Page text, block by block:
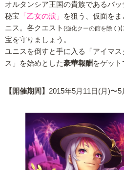
オルタンシア王国の貴族であるバ
秘宝 「乙女の涙」
を狙う、仮面を
ニス。各クエスト (強化クーの館を除く)
宝を守りましょう。
ユニスを倒すと手に入る「アイマ
ス」を始めとした豪華報酬をゲット
【開催期間】 2015年5月11日(月)〜5